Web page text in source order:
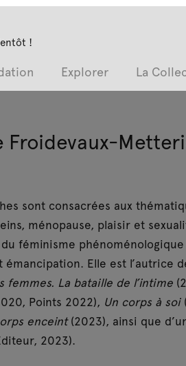
!
Explorer La
Froidevaux-
sont consacrées aux
ménopause, plaisir et
féminisme
émancipation. Elle est l’autrice
femmes. La bataille de l’intime
Points 2022), Un corps à soi
enceint(2023), ainsi que
2023).